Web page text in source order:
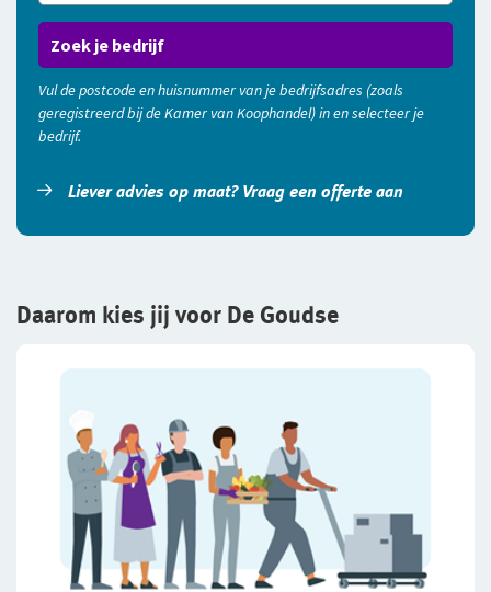
Zoek je bedrijf
Vul de postcode en huisnummer van je bedrijfsadres (zoals
geregistreerd bij de Kamer van Koophandel) in en selecteer je
bedrijf.
Liever advies op maat? Vraag een offerte aan
Daarom kies jij voor De Goudse​